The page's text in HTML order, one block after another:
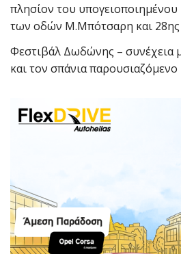
πλησίον του
των οδών Μ.Μπότσαρη και
Φεστιβάλ Δωδώνης –
και τον σπάνια